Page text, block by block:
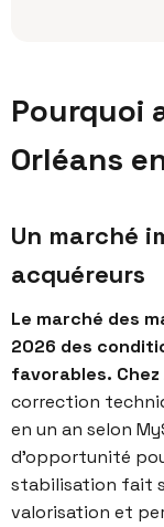
Pourquoi
Orléans
Un marché
acquéreurs
Le marché des
2026 des
favorables.
correction
en un an selon
d’opportunité
stabilisation fait
valorisation et